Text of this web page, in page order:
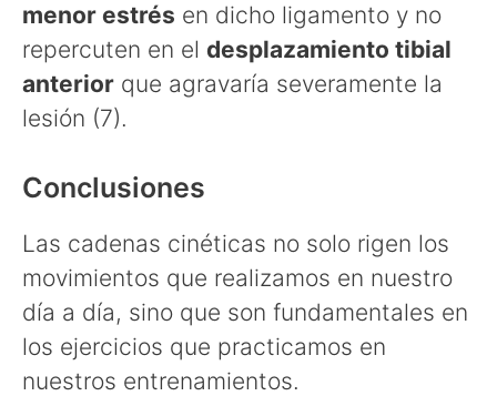
menor estrés en dicho ligamento y no
repercuten en el desplazamiento tibial
anterior que agravaría severamente la
lesión (7).
Conclusiones
Las cadenas cinéticas no solo rigen los
movimientos que realizamos en nuestro
día a día, sino que son fundamentales en
los ejercicios que practicamos en
nuestros entrenamientos.